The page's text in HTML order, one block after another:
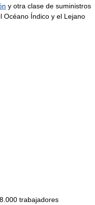
y otra clase de suministros
Océano Índico y el Lejano
8.000 trabajadores